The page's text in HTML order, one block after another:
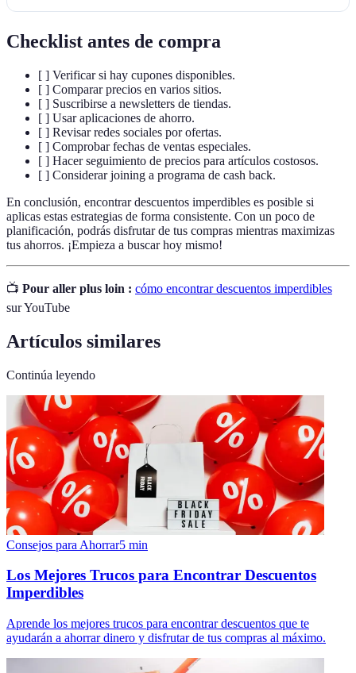
Checklist antes de compra
[ ] Verificar si hay cupones disponibles.
[ ] Comparar precios en varios sitios.
[ ] Suscribirse a newsletters de tiendas.
[ ] Usar aplicaciones de ahorro.
[ ] Revisar redes sociales por ofertas.
[ ] Comprobar fechas de ventas especiales.
[ ] Hacer seguimiento de precios para artículos costosos.
[ ] Considerar joining a programa de cash back.
En conclusión, encontrar descuentos imperdibles es posible si
aplicas estas estrategias de forma consistente. Con un poco de
planificación, podrás disfrutar de tus compras mientras maximizas
tus ahorros. ¡Empieza a buscar hoy mismo!
📺 Pour aller plus loin : cómo encontrar descuentos imperdibles
sur YouTube
Artículos similares
Continúa leyendo
Consejos para Ahorrar5 min
Los Mejores Trucos para Encontrar Descuentos
Imperdibles
Aprende los mejores trucos para encontrar descuentos que te
ayudarán a ahorrar dinero y disfrutar de tus compras al máximo.